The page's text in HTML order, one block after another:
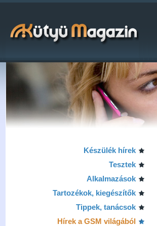
Készülék hírek
Tesztek
Alkalmazások
Tartozékok, kiegészítők
Tippek, tanácsok
Hírek a GSM világából